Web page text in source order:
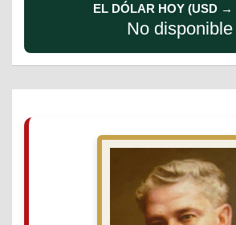
EL DÓLAR HOY (USD →
No disponible